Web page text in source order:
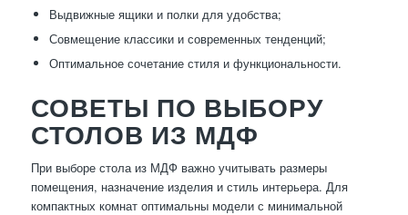
Выдвижные ящики и полки для удобства;
Совмещение классики и современных тенденций;
Оптимальное сочетание стиля и функциональности.
СОВЕТЫ ПО ВЫБОРУ
СТОЛОВ ИЗ МДФ
При выборе стола из МДФ важно учитывать размеры
помещения, назначение изделия и стиль интерьера. Для
компактных комнат оптимальны модели с минимальной